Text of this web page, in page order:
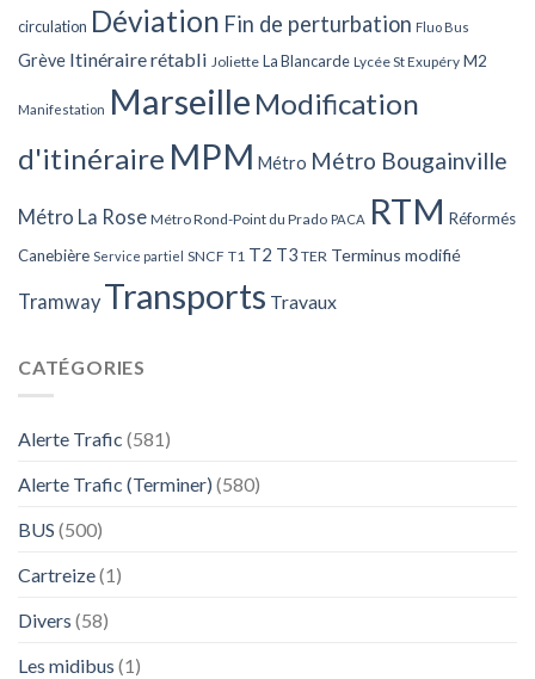
circulation Déviation Fin de perturbation Fluo Bus
Grève Itinéraire rétabli Joliette La Blancarde Lycée St Exupéry M2
Manifestation Marseille Modification
d'itinéraire MPM Métro Métro Bougainville
Métro La Rose Métro Rond-Point du Prado PACA RTM Réformés
Canebière Service partiel SNCF T1 T2 T3 TER Terminus modifié
Tramway Transports Travaux
CATÉGORIES
Alerte Trafic (581)
Alerte Trafic (Terminer) (580)
BUS (500)
Cartreize(1)
Divers (58)
Les midibus (1)